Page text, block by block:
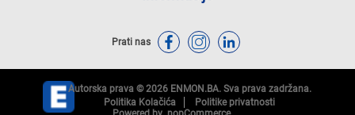
Prati nas
Autorska prava © 2026 ENMON.BA. Sva prava zadržana.
Politika Kolačića
Politike privatnosti